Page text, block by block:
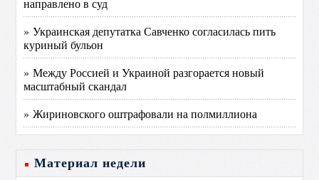
направлено в суд
» Украинская депутатка Савченко согласилась пить
куриный бульон
» Между Россией и Украиной разгорается новый
масштабный скандал
» Жириновского оштрафовали на полмиллиона
Материал недели